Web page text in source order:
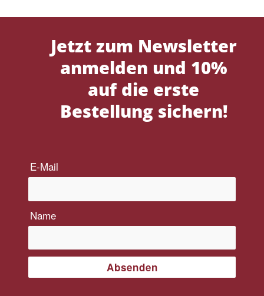
Jetzt zum Newsletter
anmelden und 10%
auf die erste
Bestellung sichern!